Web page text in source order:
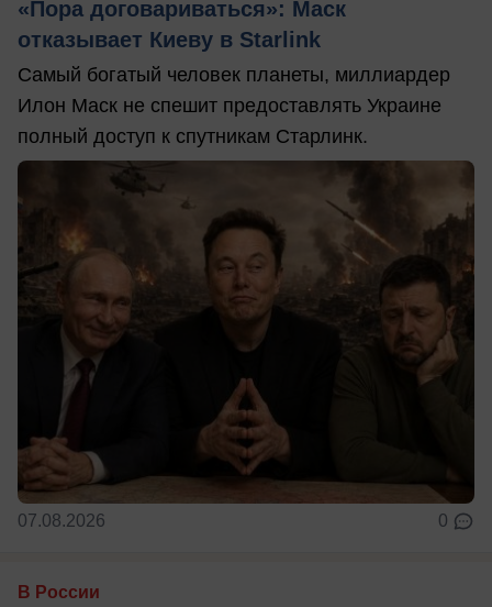
«Пора договариваться»: Маск
отказывает Киеву в Starlink
Самый богатый человек планеты, миллиардер
Илон Маск не спешит предоставлять Украине
полный доступ к спутникам Старлинк.
07.08.2026 0
В России